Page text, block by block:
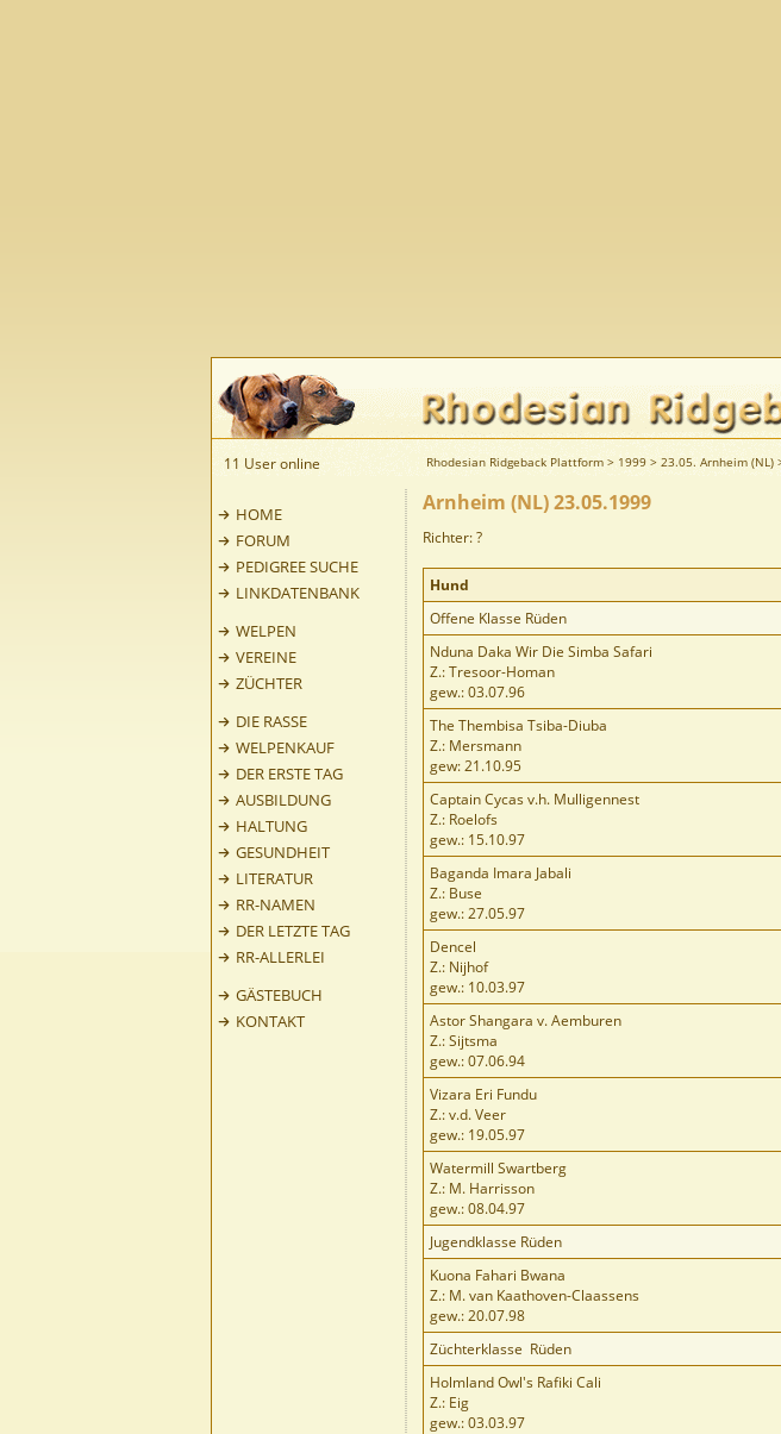
11 User online Rhodesian Ridgeback Plattform > 1999 > 23.05. Arnheim (NL)
HOME
FORUM
PEDIGREE SUCHE
LINKDATENBANK
WELPEN
VEREINE
ZÜCHTER
DIE RASSE
WELPENKAUF
DER ERSTE TAG
AUSBILDUNG
HALTUNG
GESUNDHEIT
LITERATUR
RR-NAMEN
DER LETZTE TAG
RR-ALLERLEI
GÄSTEBUCH
KONTAKT
Arnheim (NL) 23.05.1999
Richter: ?
Hund
Offene Klasse Rüden
Nduna Daka Wir Die Simba Safari
Z.: Tresoor-Homan
gew.: 03.07.96
The Thembisa Tsiba-Diuba
Z.: Mersmann
gew: 21.10.95
Captain Cycas v.h. Mulligennest
Z.: Roelofs
gew.: 15.10.97
Baganda Imara Jabali
Z.: Buse
gew.: 27.05.97
Dencel
Z.: Nijhof
gew.: 10.03.97
Astor Shangara v. Aemburen
Z.: Sijtsma
gew.: 07.06.94
Vizara Eri Fundu
Z.: v.d. Veer
gew.: 19.05.97
Watermill Swartberg
Z.: M. Harrisson
gew.: 08.04.97
Jugendklasse Rüden
Kuona Fahari Bwana
Z.: M. van Kaathoven-Claassens
gew.: 20.07.98
Züchterklasse Rüden
Holmland Owl's Rafiki Cali
Z.: Eig
gew.: 03.03.97